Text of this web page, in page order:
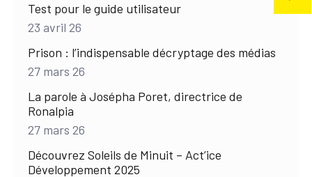
Test pour le guide utilisateur
23 avril 26
Prison : l’indispensable décryptage des médias
27 mars 26
La parole à Josépha Poret, directrice de
Ronalpia
27 mars 26
Découvrez Soleils de Minuit – Act’ice
Développement 2025